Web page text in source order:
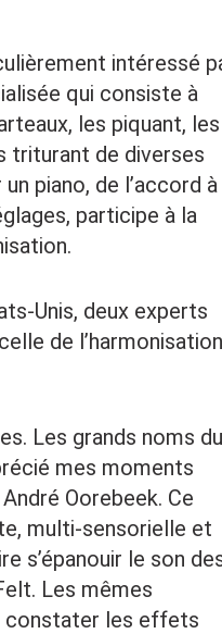
intéressé
qui consiste à
les piquant, les
triturant de diverses
piano, de l’accord à
participe à la
Unis, deux experts
de l’harmonisation
Les grands noms du
mes moments
Oorebeek. Ce
multi-sensorielle et
s’épanouir le son
Les mêmes
constater les effets